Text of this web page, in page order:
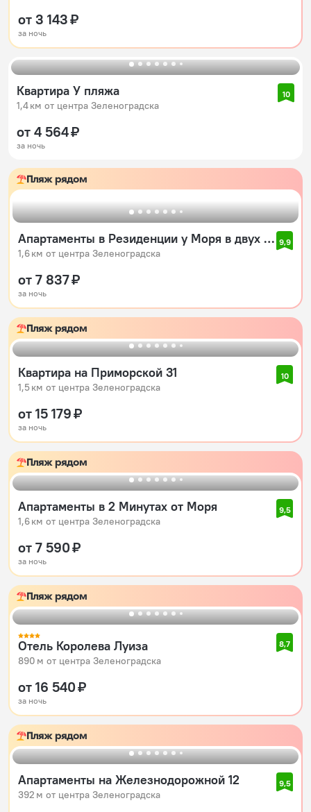
от 3 143 ₽
за ночь
Квартира У пляжа
1,4 км от центра Зеленоградска
10
от 4 564 ₽
за ночь
Пляж рядом
Апартаменты в Резиденции у Моря в двух минутах до моря
1,6 км от центра Зеленоградска
9,9
от 7 837 ₽
за ночь
Пляж рядом
Квартира на Приморской 31
1,5 км от центра Зеленоградска
10
от 15 179 ₽
за ночь
Пляж рядом
Апартаменты в 2 Минутах от Моря
1,6 км от центра Зеленоградска
9,5
от 7 590 ₽
за ночь
Пляж рядом
Отель Королева Луиза
890 м от центра Зеленоградска
8,7
от 16 540 ₽
за ночь
Пляж рядом
Апартаменты на Железнодорожной 12
392 м от центра Зеленоградска
9,5